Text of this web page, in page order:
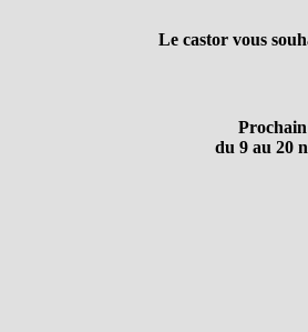
Le castor vous
du 9 au 20